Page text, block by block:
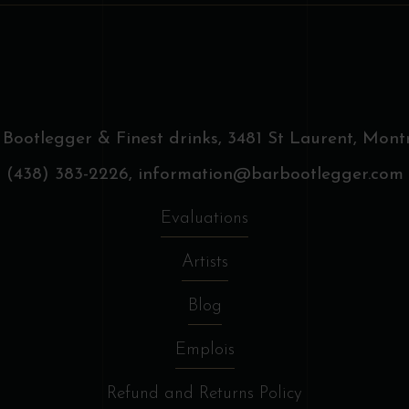
& Finest drinks, 3481 St Laurent,
(438) 383-2226, information@barbootlegger.com
Evaluations
Artists
Blog
Emplois
Refund and Returns Policy